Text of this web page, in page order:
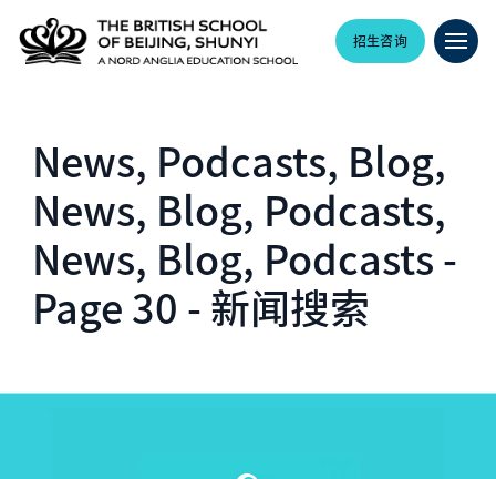
招生咨询
News, Podcasts, Blog,
News, Blog, Podcasts,
News, Blog, Podcasts -
Page 30 - 新闻搜索